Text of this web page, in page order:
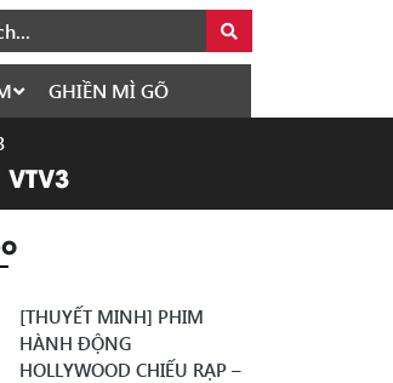
GHIỀN MÌ GÕ
[THUYẾT MINH] PHIM
HÀNH ĐỘNG
HOLLYWOOD CHIẾU RẠP –